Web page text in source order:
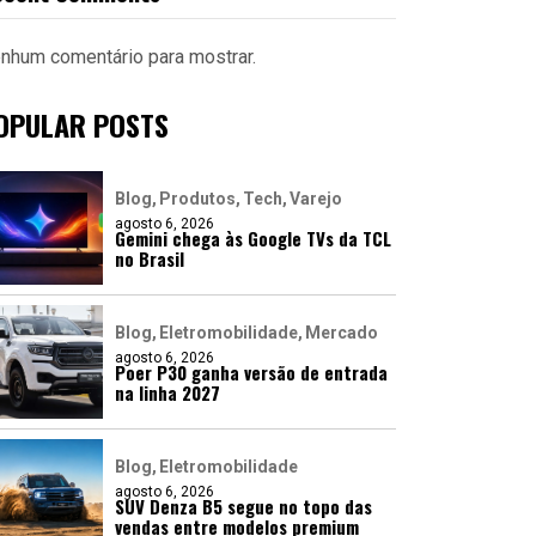
comentário para mostrar.
POSTS
Blog Produtos Tech Varejo
agosto 6, 2026
Gemini chega às Google TVs da TCL
no Brasil
Blog Eletromobilidade Mercado
agosto 6, 2026
Poer P30 ganha versão de entrada
na linha 2027
Blog Eletromobilidade
agosto 6, 2026
SUV Denza B5 segue no topo das
vendas entre modelos premium